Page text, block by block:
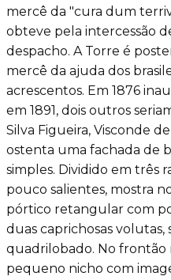
mercê da "cura dum
obteve pela intercessão
despacho. A Torre é
mercê da ajuda dos
acrescentos. Em 1876
em 1891, dois outros
Silva Figueira, Visconde
ostenta uma fachada de
simples. Dividido em três
pouco salientes, mostra
pórtico retangular com
duas caprichosas
quadrilobado. No frontão
pequeno nicho com